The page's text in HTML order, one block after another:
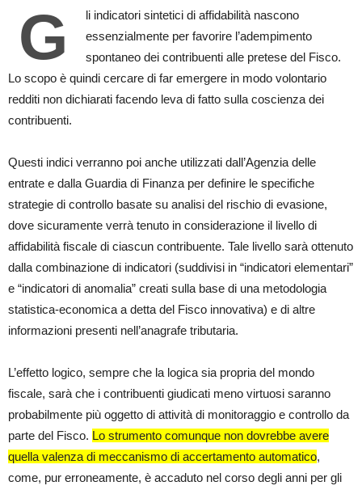
G
li indicatori sintetici di affidabilità nascono
essenzialmente per favorire l’adempimento
spontaneo dei contribuenti alle pretese del Fisco.
Lo scopo è quindi cercare di far emergere in modo volontario
redditi non dichiarati facendo leva di fatto sulla coscienza dei
contribuenti.
Questi indici verranno poi anche utilizzati dall’Agenzia delle
entrate e dalla Guardia di Finanza per definire le specifiche
strategie di controllo basate su analisi del rischio di evasione,
dove sicuramente verrà tenuto in considerazione il livello di
affidabilità fiscale di ciascun contribuente. Tale livello sarà ottenuto
dalla combinazione di indicatori (suddivisi in “indicatori elementari”
e “indicatori di anomalia” creati sulla base di una metodologia
statistica-economica a detta del Fisco innovativa) e di altre
informazioni presenti nell’anagrafe tributaria.
L’effetto logico, sempre che la logica sia propria del mondo
fiscale, sarà che i contribuenti giudicati meno virtuosi saranno
probabilmente più oggetto di attività di monitoraggio e controllo da
parte del Fisco. Lo strumento comunque non dovrebbe avere
quella valenza di meccanismo di accertamento automatico,
come, pur erroneamente, è accaduto nel corso degli anni per gli